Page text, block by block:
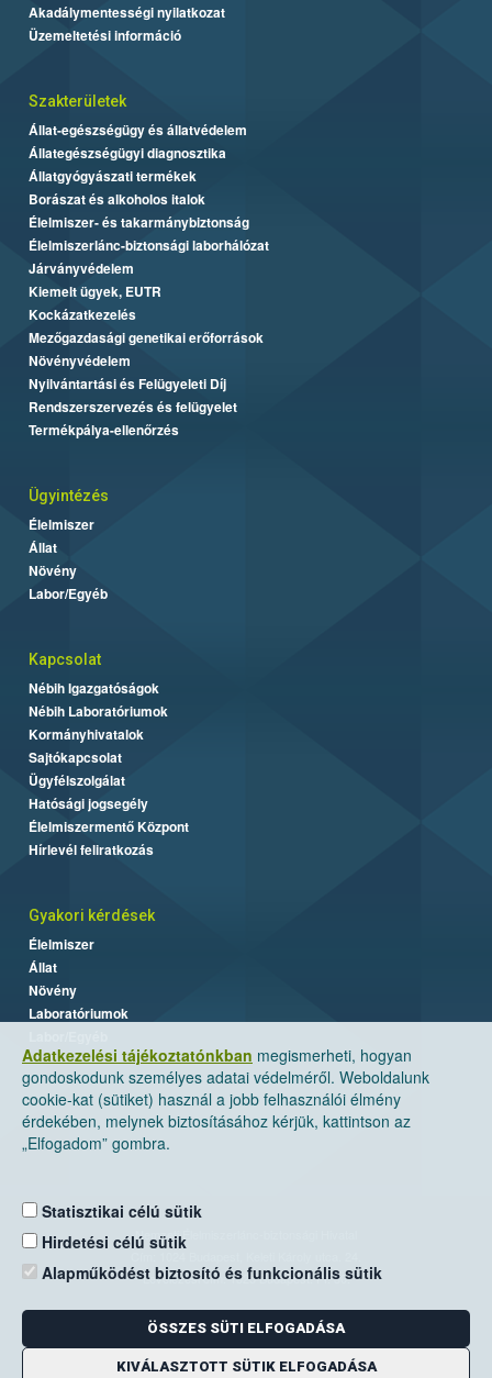
Adatkezelési tájékoztatónkban megismerheti, hogyan
gondoskodunk személyes adatai védelméről. Weboldalunk
cookie-kat (sütiket) használ a jobb felhasználói élmény
érdekében, melynek biztosításához kérjük, kattintson az
„Elfogadom” gombra.
Statisztikai célú sütik
Hirdetési célú sütik
Alapműködést biztosító és funkcionális sütik
ÖSSZES SÜTI ELFOGADÁSA
KIVÁLASZTOTT SÜTIK ELFOGADÁSA
Akadálymentességi nyilatkozat
Üzemeltetési információ
Szakterületek
Állat-egészségügy és állatvédelem
Állategészségügyi diagnosztika
Állatgyógyászati termékek
Borászat és alkoholos italok
Élelmiszer- és takarmánybiztonság
Élelmiszerlánc-biztonsági laborhálózat
Járványvédelem
Kiemelt ügyek, EUTR
Kockázatkezelés
Mezőgazdasági genetikai erőforrások
Növényvédelem
Nyilvántartási és Felügyeleti Díj
Rendszerszervezés és felügyelet
Termékpálya-ellenőrzés
Ügyintézés
Élelmiszer
Állat
Növény
Labor/Egyéb
Kapcsolat
Nébih Igazgatóságok
Nébih Laboratóriumok
Kormányhivatalok
Sajtókapcsolat
Ügyfélszolgálat
Hatósági jogsegély
Élelmiszermentő Központ
Hírlevél feliratkozás
Gyakori kérdések
Élelmiszer
Állat
Növény
Laboratóriumok
Nemzeti Élelmiszerlánc-biztonsági Hivatal
Levelezési cím: 1525 Budapest. Pf. 30.
E-mail:ugyfelszolgalat@nebih.gov.hu
Zöld szám: 06-80/263-244